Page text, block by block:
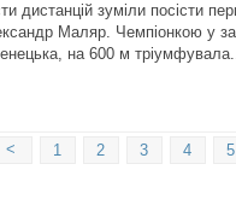
дистанцій зуміли посісти
Маляр. Чемпіонкою у
на 600 м
5
4
3
2
1
<